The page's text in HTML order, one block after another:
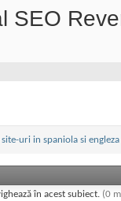
SEO
uri in spaniola si engleza
în acest subiect. (0